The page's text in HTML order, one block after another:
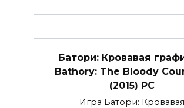
Батори: Кровавая
Bathory: The Bloody
(2015) PC
Игра Батори: Кровавая